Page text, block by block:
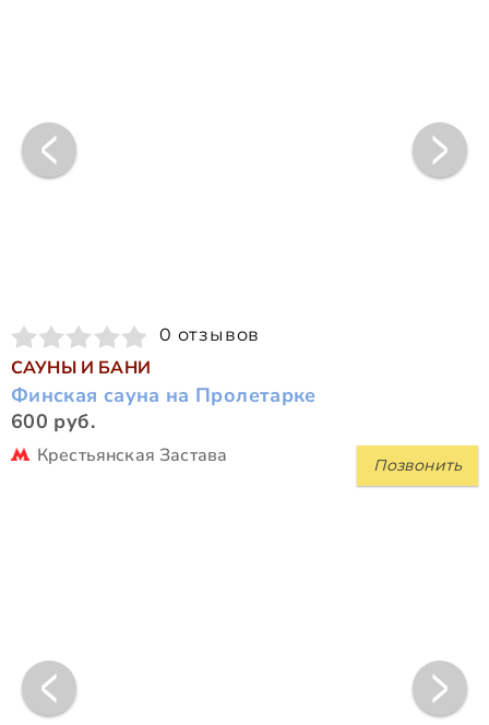
0 отзывов
САУНЫ И БАНИ
Финская сауна на Пролетарке
600 руб.
Позвонить
Крестьянская Застава